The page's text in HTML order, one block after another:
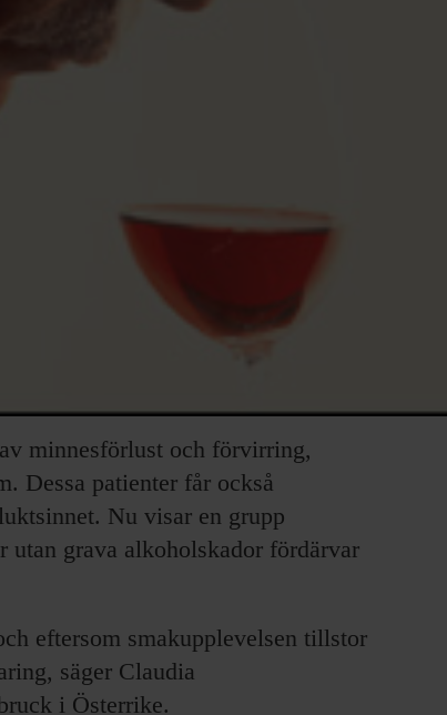
minnesförlust och förvirring,
Dessa patienter får också
Nu visar en grupp
utan grava alkoholskador fördärvar
eftersom smakupplevelsen tillstor
säger Claudia
i Österrike.